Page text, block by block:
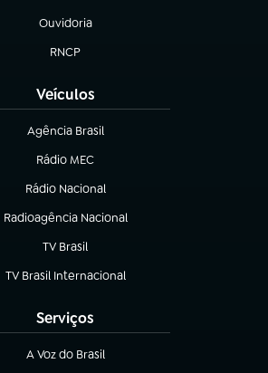
Ouvidoria
(abre em nova aba)
RNCP
(abre em nova aba)
Veículos
Agência Brasil
(abre em nova aba)
Rádio MEC
(abre em nova aba)
Rádio Nacional
Radioagência Nacional
(abre em nova aba)
TV Brasil
(abre em nova aba)
TV Brasil Internacional
(abre em nova aba)
Serviços
A Voz do Brasil
(abre em nova aba)